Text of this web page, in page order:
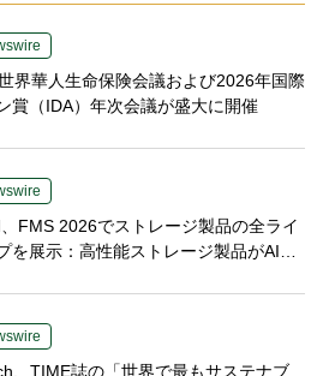
界華人生命保険会議および2026年国際
賞（IDA）年次会議が盛大に開催
FMS 2026でストレージ製品の全ライ
を展示：高性能ストレージ製品がAI分
、TIME誌の「世界で最もサステナブ